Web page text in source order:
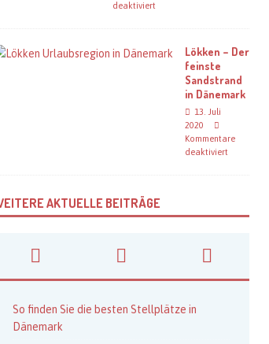
deaktiviert
Lökken – Der
feinste
Sandstrand
in Dänemark
13. Juli
2020
Kommentare
deaktiviert
AKTUELLE BEITRÄGE
So finden Sie die besten Stellplätze in
Dänemark